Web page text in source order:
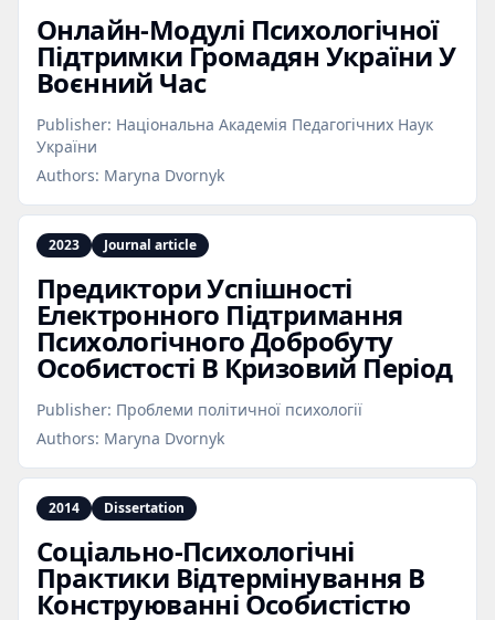
Онлайн‑Модулі Психологічної
Підтримки Громадян України У
Воєнний Час
Publisher: Національна Академія Педагогічних Наук
України
Authors: Maryna Dvornyk
2023 Journal article
Предиктори Успішності
Електронного Підтримання
Психологічного Добробуту
Особистості В Кризовий Період
Publisher: Проблеми політичної психології
Authors: Maryna Dvornyk
2014 Dissertation
Соціально‑Психологічні
Практики Відтермінування В
Конструюванні Особистістю